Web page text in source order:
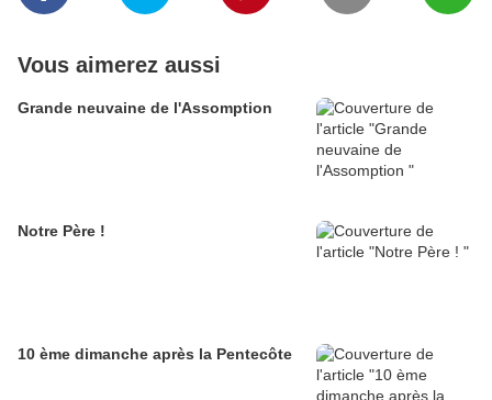
Vous aimerez aussi
Grande neuvaine de l'Assomption
Notre Père !
10 ème dimanche après la Pentecôte